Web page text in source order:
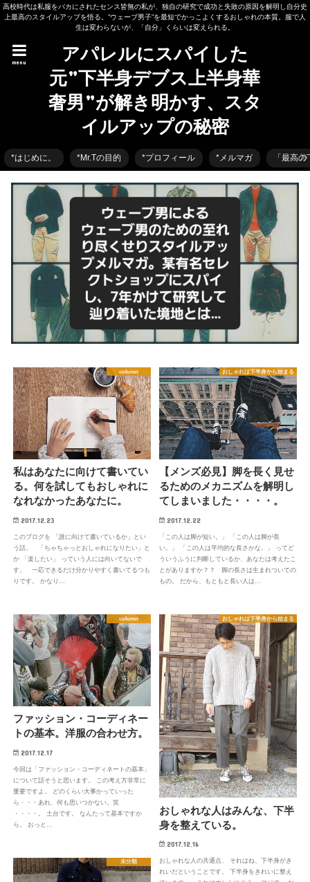
高校時代は私服をバカにされたセンス皆無の私が、独自の研究で成功と失敗の原因を解明し自分史
上最高のスタイルアップを悟る。”ウェーブ男子”を最短でかっこよくするおしゃれの本質。服で人
生は変わらないが、「自分」くらいは変えられる。
アパレルにスパイした
元”下半身デブス上半身華
奢男”が解き明かす、スタ
イルアップの秘密
menu
*はじめに。 *Mr.Tの目的 *プロフィール *メルマガ 「最高
column
私はあなたに向けて書いてい
る。何を試してもおしゃれに
なれなかったあなたに。
2017.12.23
このブログを 「誰に向けて書いているか」とい
う話。 「ちゃちゃっとおしゃれになりたい」と
か 「楽したい」 っていう人には向いてないで
す。 一応できるだけ分かりやすく書いてるつも
りです。 かなり…
おしゃれは下半身から始まる
【メンズ必見】脚を長く見せ
るためのメカニズムを解明し
てしまいました・・・・。
2017.12.22
「この人は脚が短い。」 「この人は脚が長
い。」 「この人は平均的な長さかな。」 ってど
ういうふうに判断しているか、あなたは考えたこ
とがありますか？？ 脚の長さは生まれついての
もの。 だから、もともと長い人は…
column
ファッション・コーディネー
トの基本。洋服の合わせ方。
2017.12.17
今回は「ファッション・コーディネートの基本」
について話そうと思います。 この考え方非常に
重要ですよ。 どのくらい大事かっていった
ら・・・あれ、何も思いつかない。笑
・・・・。 土台です。 なんたって基本ですか
ら。 おっと…
おしゃれは下半身から始まる
おしゃれな人はみんな、下半
身を整えている。
2017.12.16
おしゃれな人の共通点、 それはね、下半身がき
れいだということです。 下半身をきれいに整え
未分類